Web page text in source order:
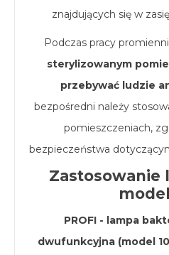
znajdujących się w
Podczas pracy
sterylizowanym
przebywać ludzie
bezpośredni należy
pomieszczeniach,
bezpieczeństwa
Zastosowanie
PROFI - lampa
dwufunkcyjna (model